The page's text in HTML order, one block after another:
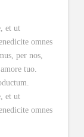
et ut
omnes
per nos,
tuo.
et ut
omnes